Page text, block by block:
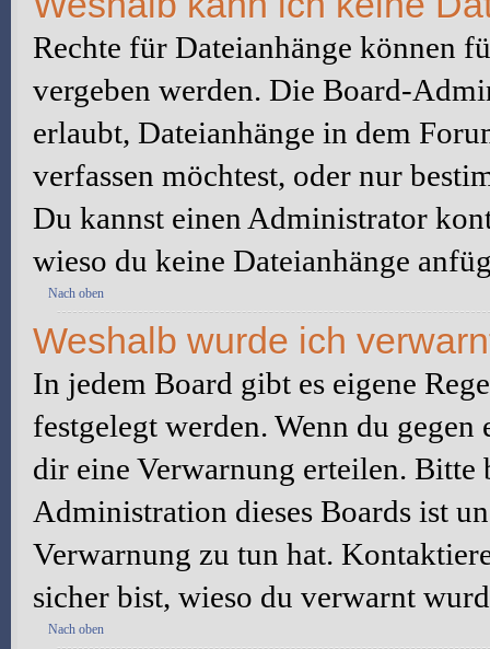
Rechte für Dateianhänge können
vergeben werden. Die Board-
erlaubt, Dateianhänge in dem
verfassen möchtest, oder nur
Du kannst einen Administrator
wieso du keine Dateianhänge
Nach oben
Weshalb wurde ich
In jedem Board gibt es eigene
festgelegt werden. Wenn du
dir eine Verwarnung erteilen. Bitte
Administration dieses Boards ist
Verwarnung zu tun hat.
sicher bist, wieso du verwarnt
Nach oben